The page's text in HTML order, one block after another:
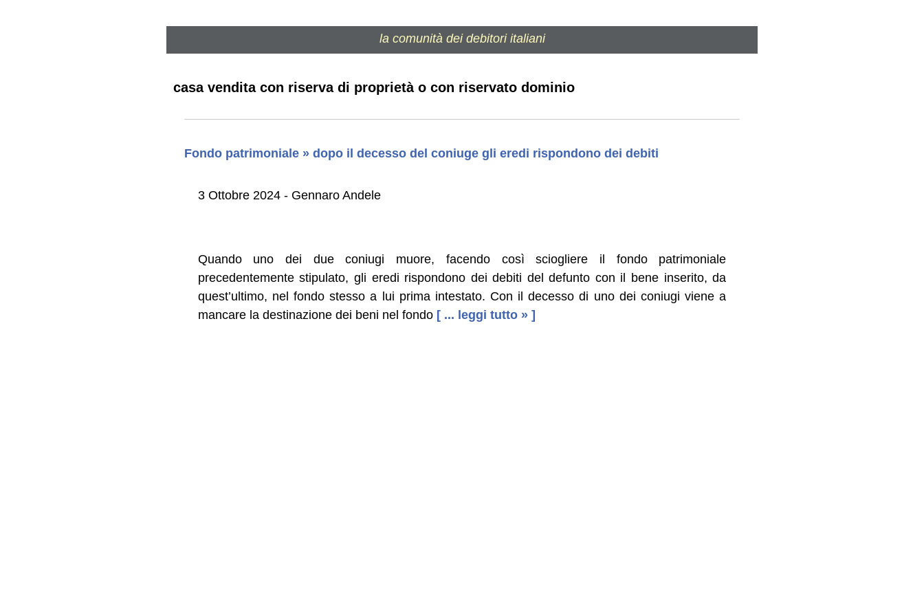
la comunità dei debitori italiani
casa vendita con riserva di proprietà o con riservato dominio
Fondo patrimoniale » dopo il decesso del coniuge gli eredi rispondono dei debiti
3 Ottobre 2024 - Gennaro Andele
Quando uno dei due coniugi muore, facendo così sciogliere il fondo patrimoniale
precedentemente stipulato, gli eredi rispondono dei debiti del defunto con il bene inserito, da
quest’ultimo, nel fondo stesso a lui prima intestato. Con il decesso di uno dei coniugi viene a
mancare la destinazione dei beni nel fondo [ ... leggi tutto » ]